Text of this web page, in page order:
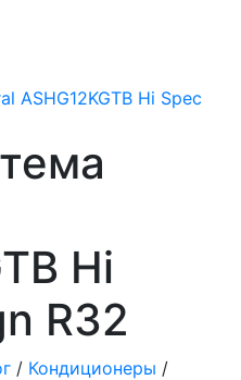
ASHG12KGTB Hi Spec
Hi
R32
/ Кондиционеры /